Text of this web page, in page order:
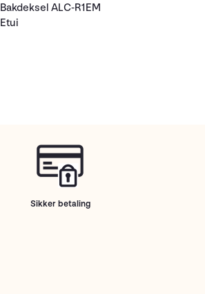
Bakdeksel ALC-R1EM
Etui
Sikker betaling